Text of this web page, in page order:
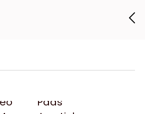
Pads